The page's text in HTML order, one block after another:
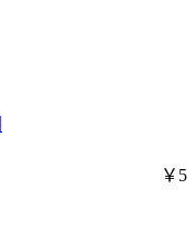
￥5